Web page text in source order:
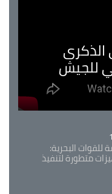
للجيش
البحرية:
متطورة لتنفيذ